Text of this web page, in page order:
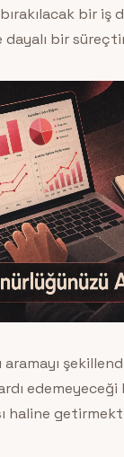
bir iş
dayalı bir
aramayı
edemeyeceği
haline